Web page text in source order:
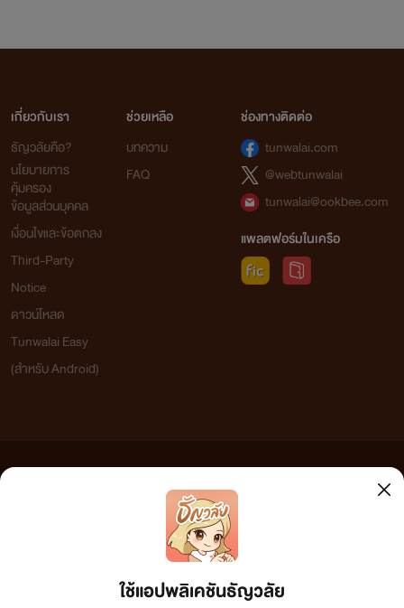
ใช้แอปพลิเคชันธัญวลัย
เกี่ยวกับเรา
ธัญวลัยคือ?
นโยบายการ
คุ้มครอง
ข้อมูลส่วนบุคคล
เงื่อนไขและข้อตกลง
Third-Party
Notice
ดาวน์โหลด
Tunwalai Easy
(สำหรับ Android)
ช่วยเหลือ
บทความ
FAQ
ช่องทางติดต่อ
tunwalai.com
@webtunwalai
tunwalai@ookbee.com
แพลตฟอร์มในเครือ
เว็บไซต์แห่งนี้ไม่ได้เห็นด้วยและไม่ขอรับผิดชอบต่อข้อความใดๆ ทั้งสิ้น ดังนั้นผู้อ่านทุกท่านโปรดใช้
วิจารณญาณในการกลั่นกรองด้วยตนเอง และหากท่านพบข้อความใดๆ ที่ขัดต่อกฎหมายและศีลธรรม
กรุณาแจ้งมาที่ tunwalai@ookbee.com เพื่อทีมงานจะได้ดำเนินการในทันที ทั้งนี้ ทางเว็บไซต์ขอสงวน
ลิขสิทธิ์ตามพระราชบัญญัติลิขสิทธิ์ (ฉบับเพิ่มเติม) พ.ศ.2558